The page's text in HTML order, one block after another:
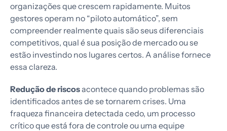
organizações que crescem rapidamente. Muitos
gestores operam no “piloto automático”, sem
compreender realmente quais são seus diferenciais
competitivos, qual é sua posição de mercado ou se
estão investindo nos lugares certos. A análise fornece
essa clareza.
Redução de riscosacontece quando problemas são
identificados antes de se tornarem crises. Uma
fraqueza financeira detectada cedo, um processo
crítico que está fora de controle ou uma equipe